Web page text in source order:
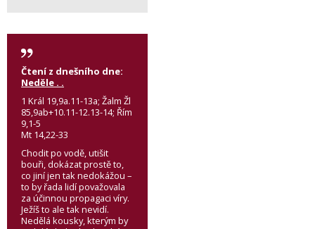
Čtení z dnešního dne:
Neděle . .
1 Král 19,9a.11-13a; Žalm Žl
85,9ab+10.11-12.13-14; Řím
9,1-5
Mt 14,22-33
Chodit po vodě, utišit
bouři, dokázat prostě to,
co jiní jen tak nedokážou –
to by řada lidí považovala
za účinnou propagaci víry.
Ježíš to ale tak nevidí.
Nedělá kousky, kterým by